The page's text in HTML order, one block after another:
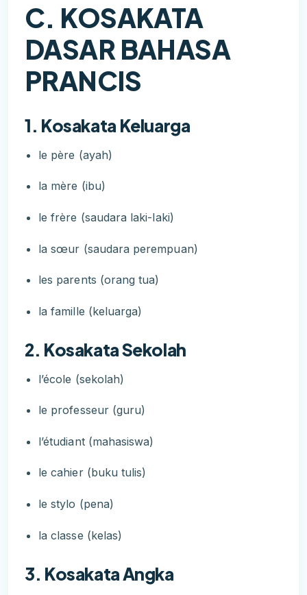
C. KOSAKATA
DASAR BAHASA
PRANCIS
1. Kosakata Keluarga
le père (ayah)
la mère (ibu)
le frère (saudara laki-laki)
la sœur (saudara perempuan)
les parents (orang tua)
la famille (keluarga)
2. Kosakata Sekolah
l’école (sekolah)
le professeur (guru)
l’étudiant (mahasiswa)
le cahier (buku tulis)
le stylo (pena)
la classe (kelas)
3. Kosakata Angka